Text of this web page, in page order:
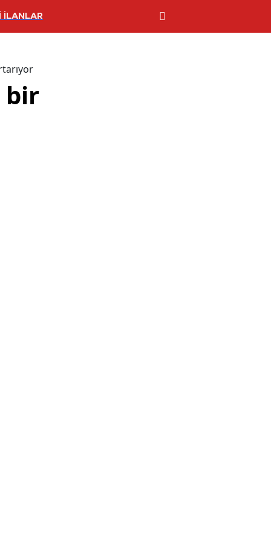
İLANLAR
bir